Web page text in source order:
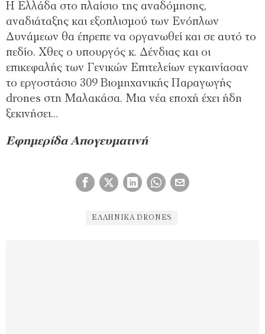
Η Ελλάδα στο πλαίσιο της αναδόμησης,
αναδιάταξης και εξοπλισμού των Ενόπλων
Δυνάμεων θα έπρεπε να οργανωθεί και σε αυτό το
πεδίο. Χθες ο υπουργός κ. Δένδιας και οι
επικεφαλής των Γενικών Επιτελείων εγκαινίασαν
το εργοστάσιο 309 Βιομηχανικής Παραγωγής
drones στη Μαλακάσα. Μια νέα εποχή έχει ήδη
ξεκινήσει…
Εφημερίδα Απογευματινή
ΕΛΛΗΝΙΚΑ DRONES